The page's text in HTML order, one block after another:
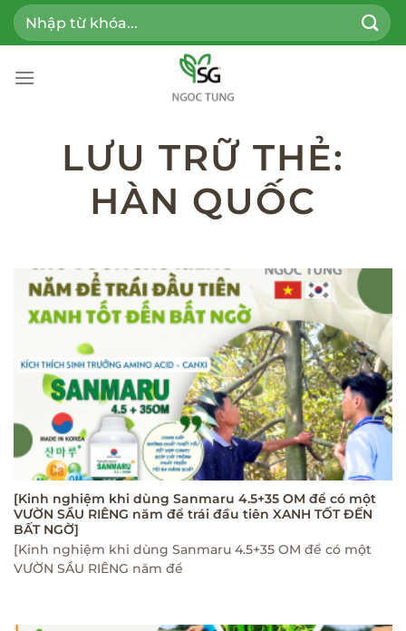
Bỏ
qua
dung
Tìm
kiếm:
LƯU TRỮ THẺ:
HÀN QUỐC
[Kinh nghiệm khi dùng Sanmaru 4.5+35 OM để có một
VƯỜN SẦU RIÊNG năm để trái đầu tiên XANH TỐT ĐẾN
BẤT NGỜ]
[Kinh nghiệm khi dùng Sanmaru 4.5+35 OM để có một
VƯỜN SẦU RIÊNG năm để